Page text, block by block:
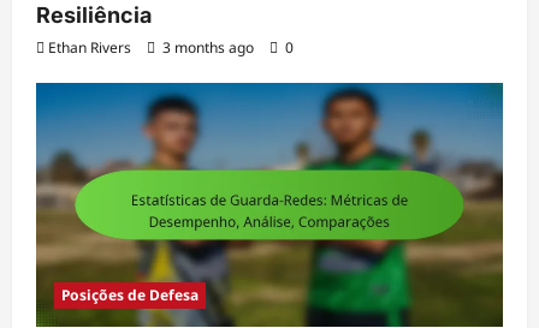
Resiliência
Ethan Rivers 3 months ago 0
Posições de Defesa